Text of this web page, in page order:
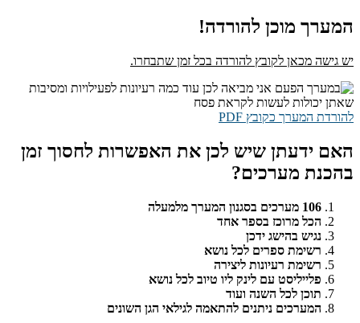
המערך מוכן להורדה!
יש גישה מכאן לקובץ להורדה בכל זמן שתבחרו.
להורדת המערך כקובץ PDF
האם ידעתן שיש לכן את האפשרות לחסוך זמן
בהכנת מערכים?
106 מערכים בסגנון המערך מלמעלה
הכל מרוכז בספר אחד
נגיש בהישג ידכן
רשימת ספרים לכל נושא
רשימת רעיונות ליצירה
פלייליסט עם לינק ליו טיוב לכל נושא
תוכן לכל השנה ועוד
המערכים ניתנים להתאמה לגילאי הגן השונים